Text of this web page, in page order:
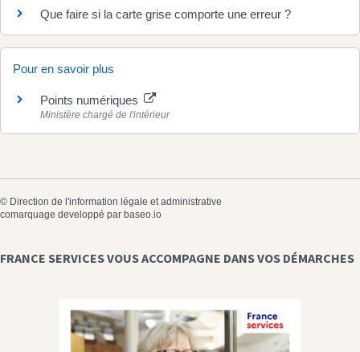
Que faire si la carte grise comporte une erreur ?
Pour en savoir plus
Points numériques
Ministère chargé de l'intérieur
© Direction de l'information légale et administrative
comarquage developpé par baseo.io
FRANCE SERVICES VOUS ACCOMPAGNE DANS VOS DÉMARCHES